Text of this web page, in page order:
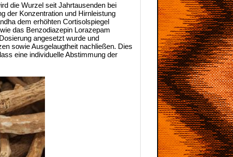
die Wurzel seit Jahrtausenden bei
der Konzentration und Hirnleistung
dem erhöhten Cortisolspiegel
das Benzodiazepin Lorazepam
angesetzt wurde und
sowie Ausgelaugtheit nachließen. Dies
eine individuelle Abstimmung der